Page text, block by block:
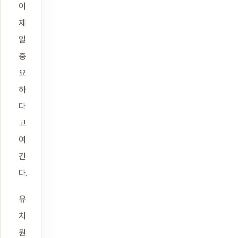
이
제
일
중
요
하
다
고
여
긴
다.
유
치
원